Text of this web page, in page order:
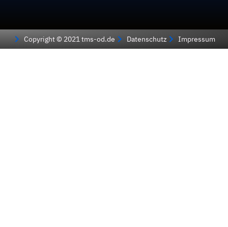
Copyright © 2021 tms-od.de Datenschutz Impressum